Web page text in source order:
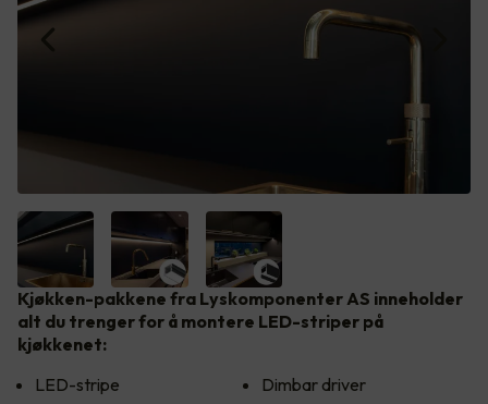
Kjøkken-pakkene fra Lyskomponenter AS inneholder
alt du trenger for å montere LED-striper på
kjøkkenet:
LED-stripe
Dimbar driver